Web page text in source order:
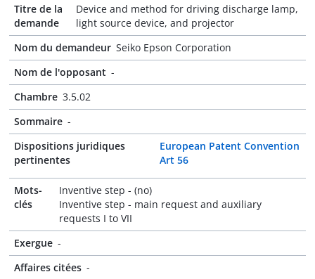
Titre de la
demande
Device and method for driving discharge lamp,
light source device, and projector
Nom du demandeur Seiko Epson Corporation
Nom de l'opposant -
Chambre 3.5.02
Sommaire -
Dispositions juridiques
pertinentes
European Patent Convention
Art 56
Mots-
clés
Inventive step - (no)
Inventive step - main request and auxiliary
requests I to VII
Exergue -
Affaires citées -